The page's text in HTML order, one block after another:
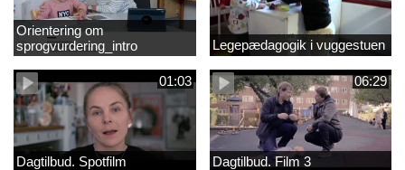
Orientering om
sprogvurdering_intro
Legepædagogik i vuggestuen
01:03
Dagtilbud. Spotfilm
06:29
Dagtilbud. Film 3